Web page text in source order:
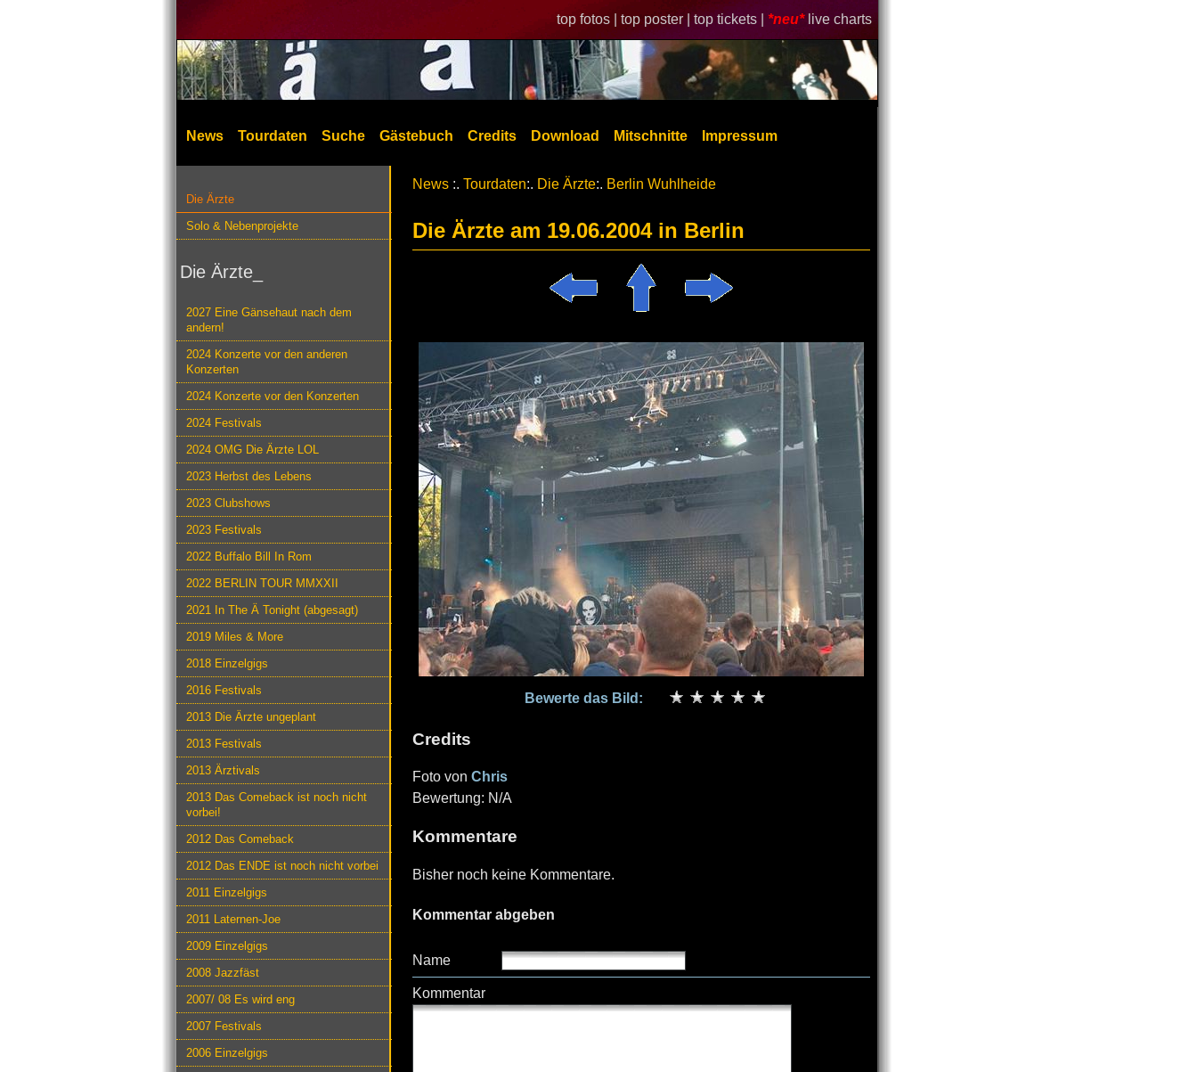
top fotos | top poster | top tickets | *neu* live charts
News Tourdaten Suche Gästebuch Credits Download Mitschnitte Impressum
Die Ärzte
Solo & Nebenprojekte
Die Ärzte_
2027 Eine Gänsehaut nach dem
andern!
2024 Konzerte vor den anderen
Konzerten
2024 Konzerte vor den Konzerten
2024 Festivals
2024 OMG Die Ärzte LOL
2023 Herbst des Lebens
2023 Clubshows
2023 Festivals
2022 Buffalo Bill In Rom
2022 BERLIN TOUR MMXXII
2021 In The Ä Tonight (abgesagt)
2019 Miles & More
2018 Einzelgigs
2016 Festivals
2013 Die Ärzte ungeplant
2013 Festivals
2013 Ärztivals
2013 Das Comeback ist noch nicht
vorbei!
2012 Das Comeback
2012 Das ENDE ist noch nicht vorbei
2011 Einzelgigs
2011 Laternen-Joe
2009 Einzelgigs
2008 Jazzfäst
2007/ 08 Es wird eng
2007 Festivals
2006 Einzelgigs
News :. Tourdaten:. Die Ärzte:. Berlin Wuhlheide
Die Ärzte am 19.06.2004 in Berlin
Bewerte das Bild:
Credits
Foto von Chris
Bewertung: N/A
Kommentare
Bisher noch keine Kommentare.
Kommentar abgeben
Name
Kommentar